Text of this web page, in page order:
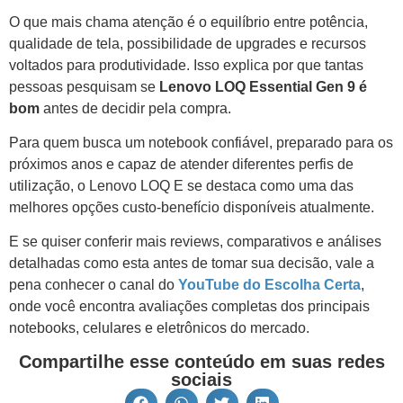
O que mais chama atenção é o equilíbrio entre potência,
qualidade de tela, possibilidade de upgrades e recursos
voltados para produtividade. Isso explica por que tantas
pessoas pesquisam se Lenovo LOQ Essential Gen 9 é
bom antes de decidir pela compra.
Para quem busca um notebook confiável, preparado para os
próximos anos e capaz de atender diferentes perfis de
utilização, o Lenovo LOQ E se destaca como uma das
melhores opções custo-benefício disponíveis atualmente.
E se quiser conferir mais reviews, comparativos e análises
detalhadas como esta antes de tomar sua decisão, vale a
pena conhecer o canal do YouTube do Escolha Certa,
onde você encontra avaliações completas dos principais
notebooks, celulares e eletrônicos do mercado.
Compartilhe esse conteúdo em suas redes
sociais